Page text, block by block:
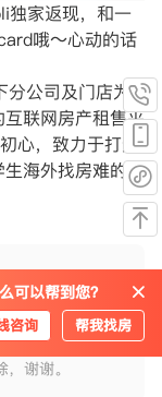
独家返现，和一
哦～心动的话
分公司及门店为
联网房产租售平
心，致力于打造
海外找房难的痛
，不代表本网站
侵犯您的版权或
谢谢。
可以帮到您？
咨询 帮我找房